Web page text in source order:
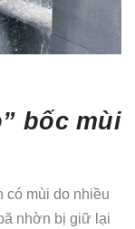
bốc mùi
có mùi do nhiều
nhờn bị giữ lại